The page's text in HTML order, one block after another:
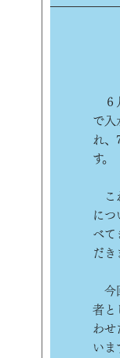
６
で入
れ、
す。
こ
につ
べて
だき
今
者と
わせ
いま